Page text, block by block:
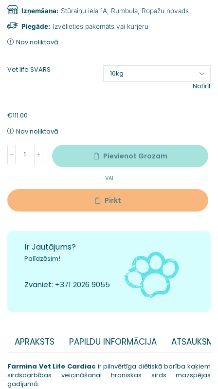
Izņemšana: Stūraiņu iela 1A, Rumbula, Ropažu novads
Piegāde: Izvēlieties pakomāts vai kurjeru
Nav noliktavā
Vet life SVARS
Notīrīt
€111.00
Nav noliktavā
Pievienot Grozam
VAI
Pirkt
Ir Jautājums?
Palīdzēsim!
Zvaniet: +371 2026 9055
APRAKSTS PAPILDU INFORMĀCIJA
Farmina Vet Life Cardiac ir pilnvērtīga diētiskā barība kaķiem
sirdsdarbības veicināšanai hroniskas sirds mazspējas
gadījumā.